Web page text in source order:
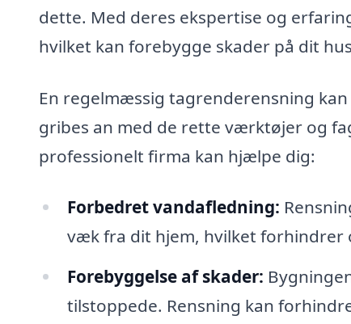
dette. Med deres ekspertise og
hvilket kan forebygge skader på dit
En regelmæssig tagrenderensning
gribes an med de rette værktøjer og
professionelt firma kan hjælpe dig:
Forbedret vandafledning:
væk fra dit hjem, hvilket forhindrer
Forebyggelse af skader:
tilstoppede. Rensning kan